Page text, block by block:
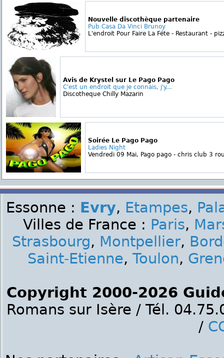
Nouvelle discothèque partenaire
Pub Casa Da Vinci Brunoy
L'endroit Pour Faire La Féte - Restaurant -
Avis de Krystel sur Le Pago Pago
C'est un endroit que je connais, j'y...
Discotheque Chilly Mazarin
Soirée Le Pago Pago
Ladies Night
Vendredi 09 Mai, Pago pago - chris club 3
Essonne : Evry, Etampes,
Villes de France : Paris,
Strasbourg, Montpellier,
Saint-Etienne, Toulon,
Copyright 2000-2026
Romans sur Isère / Tél.
/